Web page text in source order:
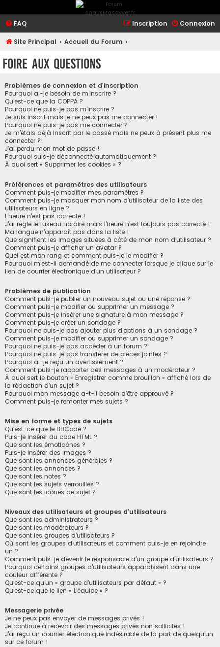
FAQ Connexion
Inscription
Site Principal Accueil du Forum
Foire aux questions
Problèmes de connexion et d’inscription
Pourquoi ai-je besoin de m’inscrire ?
Qu’est-ce que la COPPA ?
Pourquoi ne puis-je pas m’inscrire ?
Je suis inscrit mais je ne peux pas me connecter !
Pourquoi ne puis-je pas me connecter ?
Je m’étais déjà inscrit par le passé mais ne peux à présent plus me
connecter ?!
J’ai perdu mon mot de passe !
Pourquoi suis-je déconnecté automatiquement ?
À quoi sert « Supprimer les cookies » ?
Préférences et paramètres des utilisateurs
Comment puis-je modifier mes paramètres ?
Comment puis-je masquer mon nom d’utilisateur de la liste des
utilisateurs en ligne ?
L’heure n’est pas correcte !
J’ai réglé le fuseau horaire mais l’heure n’est toujours pas correcte !
Ma langue n’apparaît pas dans la liste !
Que signifient les images situées à côté de mon nom d’utilisateur ?
Comment puis-je afficher un avatar ?
Quel est mon rang et comment puis-je le modifier ?
Pourquoi m’est-il demandé de me connecter lorsque je clique sur le
lien de courrier électronique d’un utilisateur ?
Problèmes de publication
Comment puis-je publier un nouveau sujet ou une réponse ?
Comment puis-je modifier ou supprimer un message ?
Comment puis-je insérer une signature à mon message ?
Comment puis-je créer un sondage ?
Pourquoi ne puis-je pas ajouter plus d’options à un sondage ?
Comment puis-je modifier ou supprimer un sondage ?
Pourquoi ne puis-je pas accéder à un forum ?
Pourquoi ne puis-je pas transférer de pièces jointes ?
Pourquoi ai-je reçu un avertissement ?
Comment puis-je rapporter des messages à un modérateur ?
À quoi sert le bouton « Enregistrer comme brouillon » affiché lors de
la rédaction d’un sujet ?
Pourquoi mon message a-t-il besoin d’être approuvé ?
Comment puis-je remonter mes sujets ?
Mise en forme et types de sujets
Qu’est-ce que le BBCode ?
Puis-je insérer du code HTML ?
Que sont les émoticônes ?
Puis-je insérer des images ?
Que sont les annonces générales ?
Que sont les annonces ?
Que sont les notes ?
Que sont les sujets verrouillés ?
Que sont les icônes de sujet ?
Niveaux des utilisateurs et groupes d’utilisateurs
Que sont les administrateurs ?
Que sont les modérateurs ?
Que sont les groupes d’utilisateurs ?
Où sont les groupes d’utilisateurs et comment puis-je en rejoindre
un ?
Comment puis-je devenir le responsable d’un groupe d’utilisateurs ?
Pourquoi certains groupes d’utilisateurs apparaissent dans une
couleur différente ?
Qu’est-ce qu’un « groupe d’utilisateurs par défaut » ?
Qu’est-ce que le lien « L’équipe » ?
Messagerie privée
Je ne peux pas envoyer de messages privés !
Je continue à recevoir des messages privés non sollicités !
J’ai reçu un courrier électronique indésirable de la part de quelqu’un
sur ce forum !